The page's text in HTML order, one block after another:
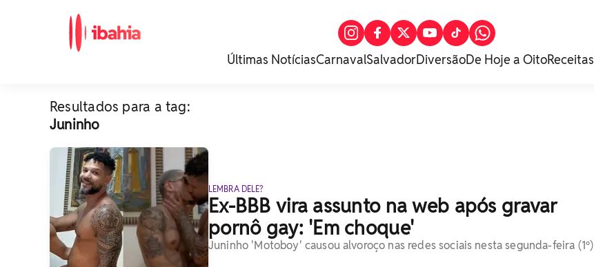
Últimas NotíciasCarnavalSalvadorDiversãoDe Hoje a OitoReceitas
Resultados para a tag:
Juninho
LEMBRA DELE?
Ex-BBB vira assunto na web após gravar
pornô gay: 'Em choque'
Juninho 'Motoboy' causou alvoroço nas redes sociais nesta segunda-feira (1º)